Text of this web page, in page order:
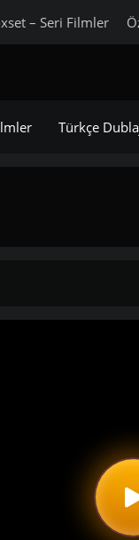
– Seri Filmler
Türkçe